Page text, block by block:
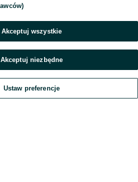
Kolumny Vintage
1 400 zł
Akceptuj wszystkie
Akceptuj niezbędne
Ustaw preferencje